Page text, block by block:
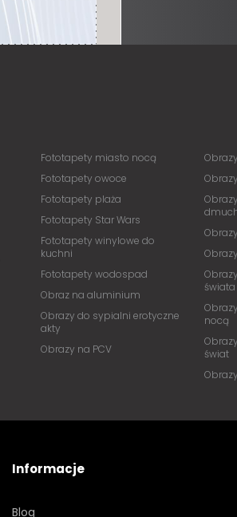
Fototapety miasto nocą
Fototapety owoce
Fototapety plaża
Fototapety Star Wars
Fototapety winylowe do
kuchni
Fototapety wodospad
Obraz na aluminium
Obrazy do sypialni erotyczne
akty
Obrazy na PCV
świata
nocą
świat
Informacje
Blog